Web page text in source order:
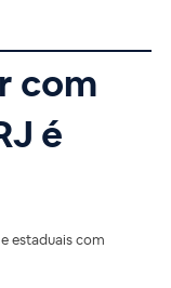
com
é
estaduais com